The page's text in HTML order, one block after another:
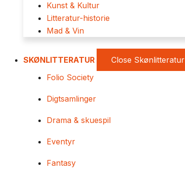
Kunst & Kultur
Litteratur-historie
Mad & Vin
SKØNLITTERATUR Close Skønlitteratur
Folio Society
Digtsamlinger
Drama & skuespil
Eventyr
Fantasy